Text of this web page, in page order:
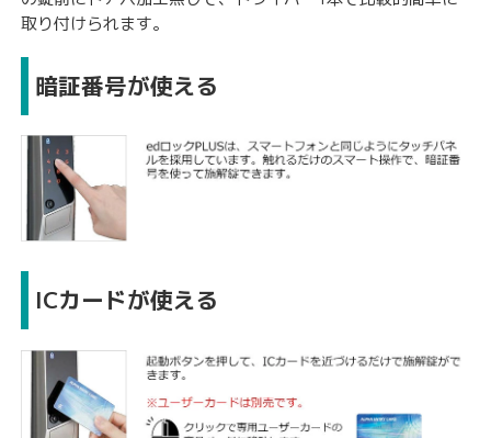
取り付けられます。
暗証番号が使える
ICカードが使える